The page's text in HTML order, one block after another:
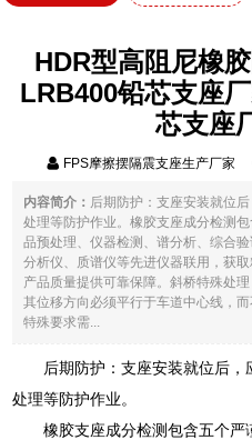
HDR型高阻尼橡
LRB400铅芯支座
芯支座
FPS摩擦摆隔震支座生产厂家
内容简介： 后期防护：支座安装就位
处理等防护作业。橡胶支座成分检测
品预处理、仪器检测、谱分析、综合
分析仪、质谱仪等先进仪器联用，获
产品质量提供可靠保障。斜桥特殊处
其位移方向必须平行于车道中心线，
特殊要求需...
后期防护：支座安装就位后
处理等防护作业。
橡胶支座成分检测包含五个